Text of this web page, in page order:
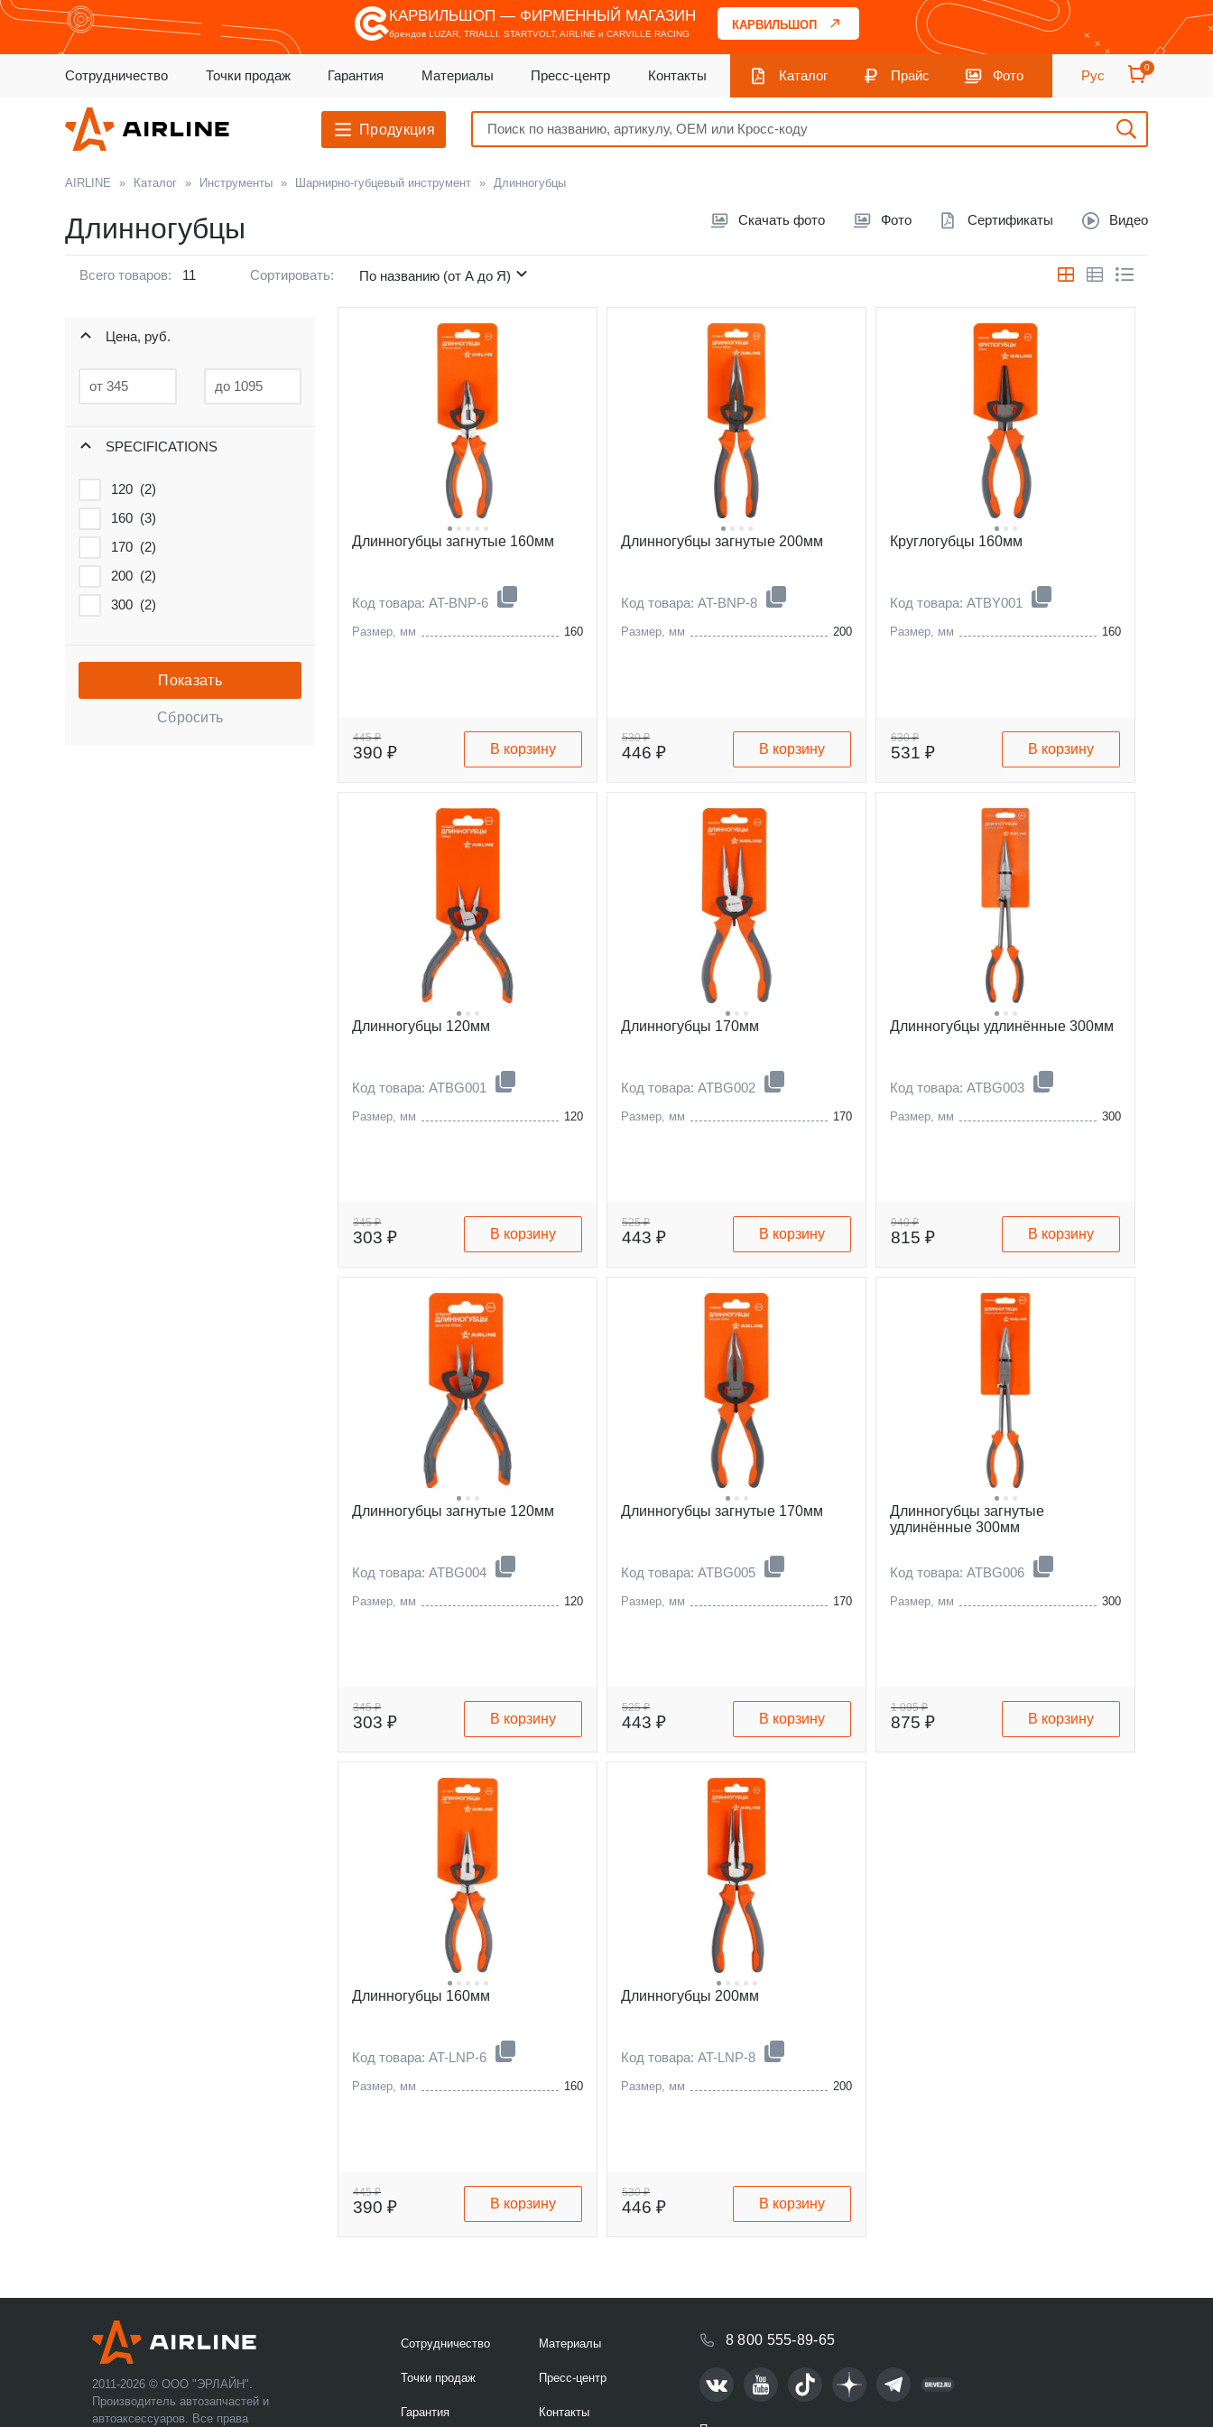
КАРВИЛЬШОП — ФИРМЕННЫЙ МАГАЗИН
брендов LUZAR, TRIALLI, STARTVOLT, AIRLINE и CARVILLE RACING
КАРВИЛЬШОП
Сотрудничество Точки продаж Гарантия Материалы Пресс-центр Контакты Каталог Прайс Фото Рус
0
Продукция
AIRLINE » Каталог » Инструменты » Шарнирно-губцевый инструмент » Длинногубцы
Длинногубцы Скачать фото Фото Сертификаты Видео
Всего товаров: 11 Сортировать: По названию (от А до Я)
Цена, руб.
SPECIFICATIONS
120 (2)
160 (3)
170 (2)
200 (2)
300 (2)
Длинногубцы загнутые 160мм
Код товара: AT-BNP-6
Размер, мм 160
445 ₽
390 ₽ В корзину
Длинногубцы загнутые 200мм
Код товара: AT-BNP-8
Размер, мм 200
530 ₽
446 ₽ В корзину
Круглогубцы 160мм
Код товара: ATBY001
Размер, мм 160
630 ₽
531 ₽ В корзину
Длинногубцы 120мм
Код товара: ATBG001
Размер, мм 120
345 ₽
303 ₽ В корзину
Длинногубцы 170мм
Код товара: ATBG002
Размер, мм 170
525 ₽
443 ₽ В корзину
Длинногубцы удлинённые 300мм
Код товара: ATBG003
Размер, мм 300
940 ₽
815 ₽ В корзину
Длинногубцы загнутые 120мм
Код товара: ATBG004
Размер, мм 120
345 ₽
303 ₽ В корзину
Длинногубцы загнутые 170мм
Код товара: ATBG005
Размер, мм 170
525 ₽
443 ₽ В корзину
Длинногубцы загнутые
удлинённые 300мм
Код товара: ATBG006
Размер, мм 300
1 095 ₽
875 ₽ В корзину
Длинногубцы 160мм
Код товара: AT-LNP-6
Размер, мм 160
445 ₽
390 ₽ В корзину
Длинногубцы 200мм
Код товара: AT-LNP-8
Размер, мм 200
530 ₽
446 ₽ В корзину
2011-2026 © ООО "ЭРЛАЙН".
Производитель автозапчастей и
автоаксессуаров. Все права
Сотрудничество
Точки продаж
Гарантия
Материалы
Пресс-центр
Контакты
8 800 555-89-65